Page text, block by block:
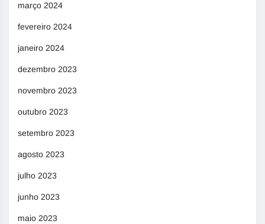
março 2024
fevereiro 2024
janeiro 2024
dezembro 2023
novembro 2023
outubro 2023
setembro 2023
agosto 2023
julho 2023
junho 2023
maio 2023